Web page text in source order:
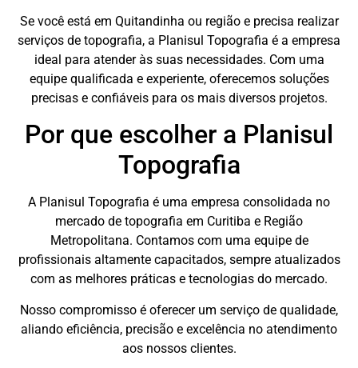
Se você está em Quitandinha ou região e precisa realizar
serviços de topografia, a Planisul Topografia é a empresa
ideal para atender às suas necessidades. Com uma
equipe qualificada e experiente, oferecemos soluções
precisas e confiáveis para os mais diversos projetos.
Por que escolher a Planisul
Topografia
A Planisul Topografia é uma empresa consolidada no
mercado de topografia em Curitiba e Região
Metropolitana. Contamos com uma equipe de
profissionais altamente capacitados, sempre atualizados
com as melhores práticas e tecnologias do mercado.
Nosso compromisso é oferecer um serviço de qualidade,
aliando eficiência, precisão e excelência no atendimento
aos nossos clientes.